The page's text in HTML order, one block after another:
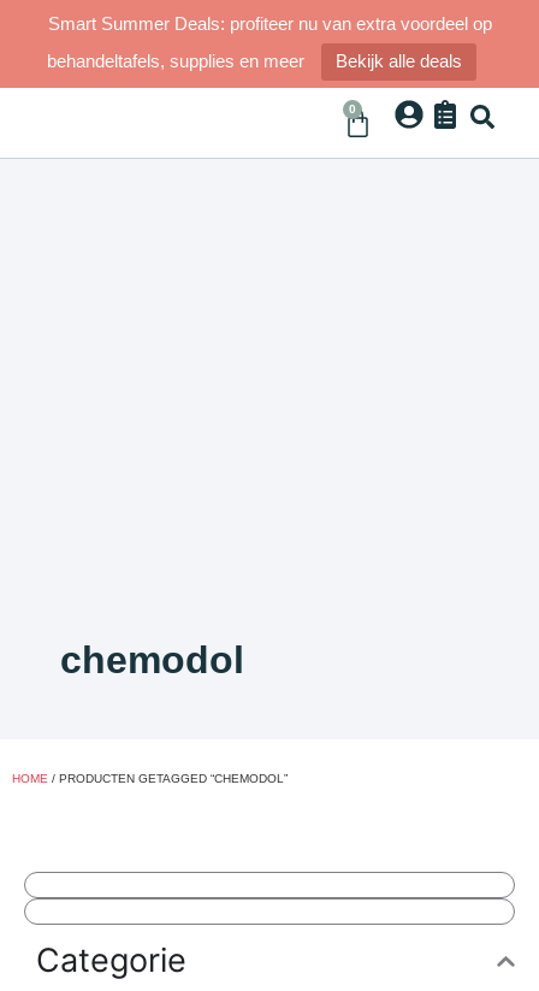
Smart Summer Deals: profiteer nu van extra voordeel op
behandeltafels, supplies en meer
Bekijk alle deals
0
chemodol
HOME / PRODUCTEN GETAGGED “CHEMODOL”
Categorie